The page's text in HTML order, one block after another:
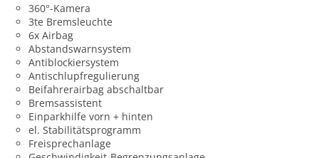
360°-Kamera
3te Bremsleuchte
6x Airbag
Abstandswarnsystem
Antiblockiersystem
Antischlupfregulierung
Beifahrerairbag abschaltbar
Bremsassistent
Einparkhilfe vorn + hinten
el. Stabilitätsprogramm
Freisprechanlage